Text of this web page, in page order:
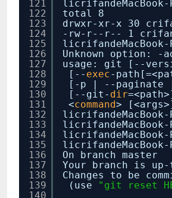
121
122
123
124
125
126
127
128
129
130
131
132
133
134
135
136
137
138
139
140
total 8
drwxr-xr-x 30
-rw-r--r-- 1 crifan
Unknown option: -
usage: git [--
[-- exec-
[-p | --paginate
[--git- dir
<command>
On branch master
Your branch is
Changes to be
(use
"git reset